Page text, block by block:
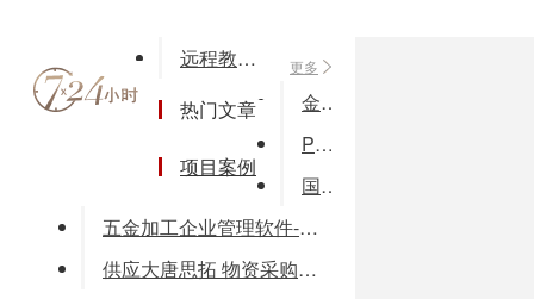
更多
热门文章
项目案例
远程教学平台网络课堂系统
金蝶KIS专业版
PCB行业常用HS编码
国富安IAM集中安全管理平台
五金加工企业管理软件-五金行业生产管理软件
供应大唐思拓 物资采购管理系统 物资统计